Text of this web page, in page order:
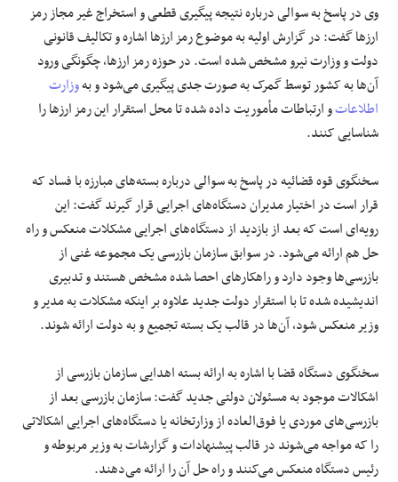
وی در پاسخ به سوالی درباره نتیجه پیگیری قطعی و استخراج غیر مجاز رمز
ارزها گفت: در گزارش اولیه به موضوع رمز ارزها اشاره و تکالیف قانونی
دولت و وزارت نیرو مشخص شده است. در حوزه رمز ارزها، چگونگی ورود
آن‌ها به کشور توسط گمرک به صورت جدی پیگیری می‌شود و بهوزارت
اطلاعاتو ارتباطات مأموریت داده شده تا محل استقرار این رمز ارزها را
شناسایی کنند.
سخنگوی قوه قضائیه در پاسخ به سوالی درباره بسته‌های مبارزه با فساد که
قرار است در اختیار مدیران دستگاه‌های اجرایی قرار گیرند گفت: این
رویه‌ای است که بعد از بازدید از دستگاه‌های اجرایی مشکلات منعکس و راه
حل هم ارائه می‌شود. در سوابق سازمان بازرسی یک مجموعه غنی از
بازرسی‌ها وجود دارد و راهکارهای احصا شده مشخص هستند و تدبیری
اندیشیده شده تا با استقرار دولت جدید علاوه بر اینکه مشکلات به مدیر و
وزیر منعکس شود، آن‌ها در قالب یک بسته تجمیع و به دولت ارائه شوند.
سخنگوی دستگاه قضا با اشاره به ارائه بسته اهدایی سازمان بازرسی از
اشکالات موجود به مسئولان دولتی جدید گفت: سازمان بازرسی بعد از
بازرسی‌های موردی یا فوق‌العاده از وزارتخانه یا دستگاه‌های اجرایی اشکالاتی
را که مواجه می‌شوند در قالب پیشنهادات و گزارشات به وزیر مربوطه و
رئیس دستگاه منعکس می‌کنند و راه حل آن را ارائه می‌دهند.